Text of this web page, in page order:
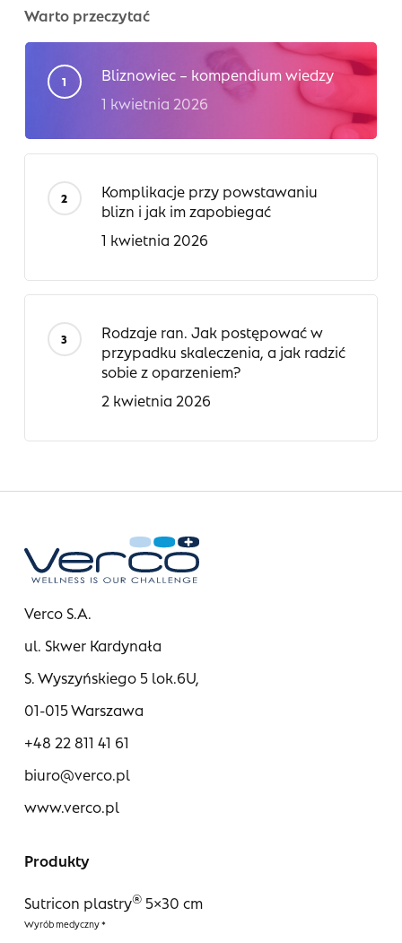
Warto przeczytać
Bliznowiec – kompendium wiedzy
1 kwietnia 2026
Komplikacje przy powstawaniu
blizn i jak im zapobiegać
1 kwietnia 2026
Rodzaje ran. Jak postępować w
przypadku skaleczenia, a jak radzić
sobie z oparzeniem?
2 kwietnia 2026
Verco S.A.
ul. Skwer Kardynała
S. Wyszyńskiego 5 lok.6U,
01-015 Warszawa
+48 22 811 41 61
biuro@verco.pl
www.verco.pl
Produkty
Sutricon plastry®5×30 cm